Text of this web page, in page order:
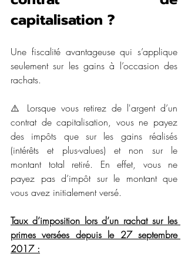
capitalisation ?
Une fiscalité avantageuse qui s’applique
seulement sur les gains à l’occasion des
rachats.
⚠️ Lorsque vous retirez de l'argent d’un
contrat de capitalisation, vous ne payez
des impôts que sur les gains réalisés
(intérêts et plus-values) et non sur le
montant total retiré. En effet, vous ne
payez pas d’impôt sur le montant que
vous avez initialement versé.
Taux d’imposition lors d’un rachat sur les
primes versées depuis le 27 septembre
2017 :